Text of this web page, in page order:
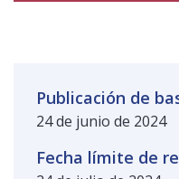
Publicación de
24 de junio de 2024
Fecha límite de